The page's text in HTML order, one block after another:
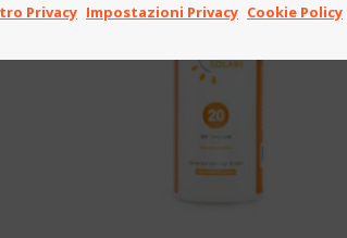
Privacy Impostazioni Privacy Cookie Policy